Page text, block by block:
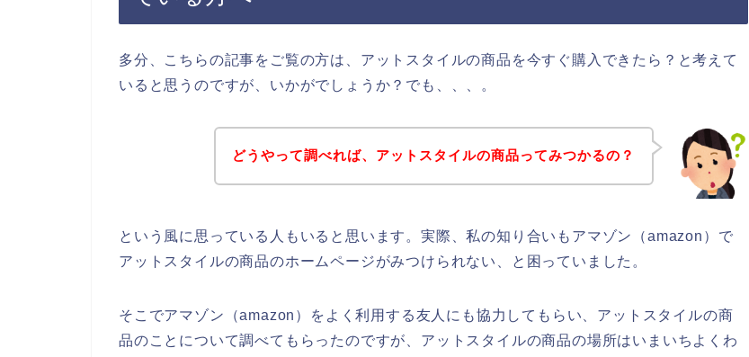
多分、こちらの記事をご覧の方は、アットスタイルの商品を今すぐ購入できたら？と考えて
いると思うのですが、いかがでしょうか？でも、、、。
どうやって調べれば、アットスタイルの商品ってみつかるの？
という風に思っている人もいると思います。実際、私の知り合いもアマゾン（amazon）で
アットスタイルの商品のホームページがみつけられない、と困っていました。
そこでアマゾン（amazon）をよく利用する友人にも協力してもらい、アットスタイルの商
品のことについて調べてもらったのですが、アットスタイルの商品の場所はいまいちよくわ